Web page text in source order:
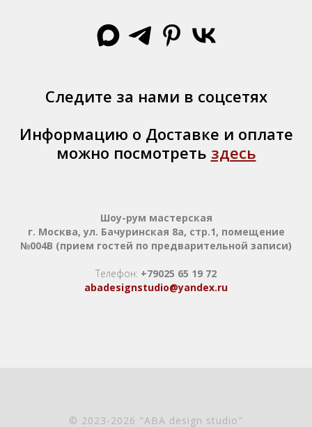
Следите за нами в соцсетях
Информацию о Доставке и оплате
можно посмотреть здесь
Шоу-рум мастерская
г. Москва, ул. Бачуринская 8а, стр.1, помещение
№004В (прием гостей по предварительной записи)
Телефон: +79025 65 19 72
abadesignstudio@yandex.ru
© 2023-2026 "ABA design studio"